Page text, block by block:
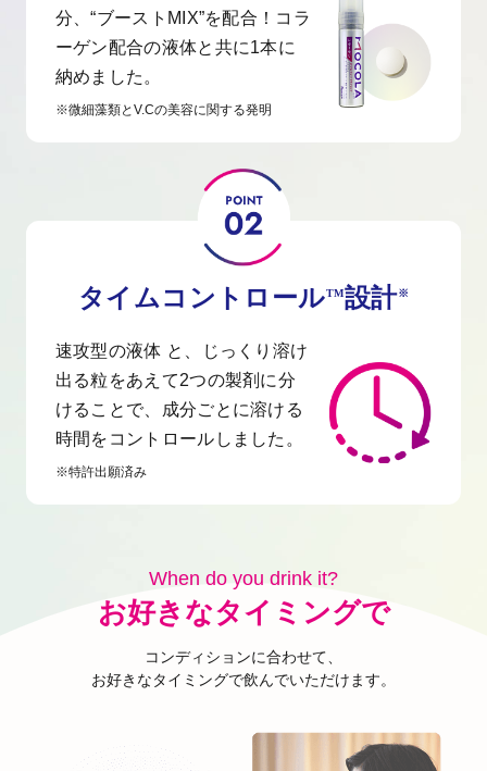
分、“ブーストMIX”を配合！ コラ
ーゲン配合の液体と共に1本に
納めました。
※微細藻類とV.Cの美容に関する発明
タイムコントロールTM設計※
速攻型の液体 と、じっくり溶け
出る粒をあえて2つの製剤に分
けることで、成分ごとに溶ける
時間をコントロールしました。
※特許出願済み
When do you drink it?
お好きなタイミングで
コンディションに合わせて、
お好きなタイミングで飲んでいただけます。